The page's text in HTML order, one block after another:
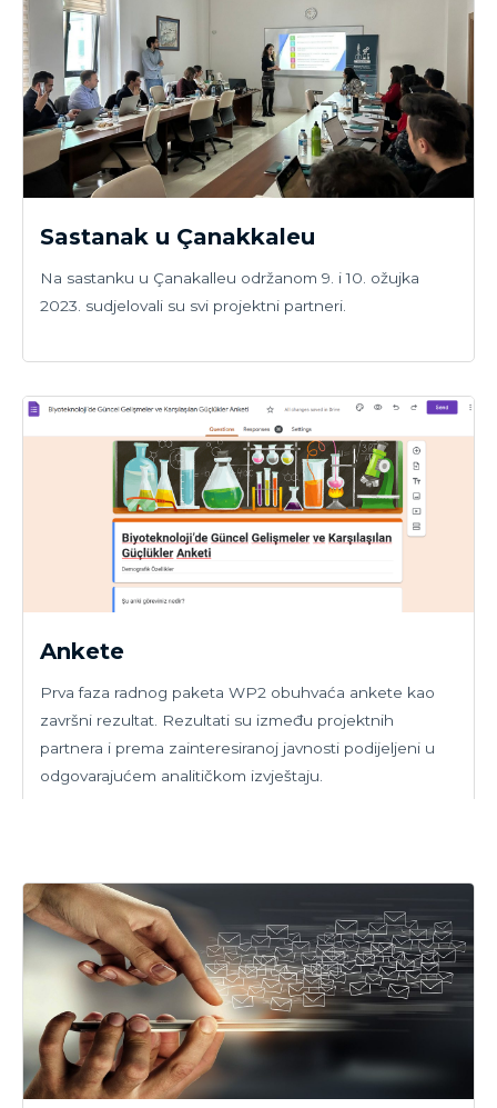
Sastanak u Çanakkaleu
Na sastanku u Çanakalleu održanom 9. i 10. ožujka
2023. sudjelovali su svi projektni partneri.
Ankete
Prva faza radnog paketa WP2 obuhvaća ankete kao
završni rezultat. Rezultati su između projektnih
partnera i prema zainteresiranoj javnosti podijeljeni u
odgovarajućem analitičkom izvještaju.